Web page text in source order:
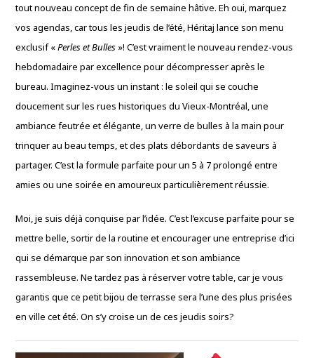
tout nouveau concept de fin de semaine hâtive. Eh oui, marquez
vos agendas, car tous les jeudis de l’été, Héritaj lance son menu
exclusif «Perles et Bulles »! C’est vraiment le nouveau rendez-vous
hebdomadaire par excellence pour décompresser après le
bureau. Imaginez-vous un instant : le soleil qui se couche
doucement sur les rues historiques du Vieux-Montréal, une
ambiance feutrée et élégante, un verre de bulles à la main pour
trinquer au beau temps, et des plats débordants de saveurs à
partager. C’est la formule parfaite pour un 5 à 7 prolongé entre
amies ou une soirée en amoureux particulièrement réussie.
Moi, je suis déjà conquise par l’idée. C’est l’excuse parfaite pour se
mettre belle, sortir de la routine et encourager une entreprise d’ici
qui se démarque par son innovation et son ambiance
rassembleuse. Ne tardez pas à réserver votre table, car je vous
garantis que ce petit bijou de terrasse sera l’une des plus prisées
en ville cet été. On s’y croise un de ces jeudis soirs?